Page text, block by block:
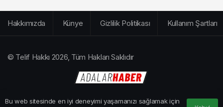
Bu web sitesinde en iyi deneyimi yaşamanızı sağlamak için
Hakkımızda Künye Gizlilik Politikası Kullanım Şartları
© Telif Hakkı 2026, Tüm Hakları Saklıdır